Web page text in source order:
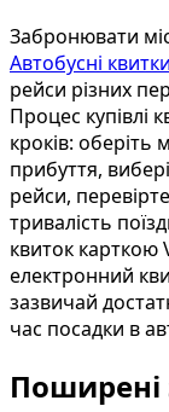
Забронювати
Автобусні
рейси різних
Процес купівлі
кроків: оберіть
прибуття,
рейси,
тривалість
квиток
електронний
зазвичай
час посадки в
Поширені